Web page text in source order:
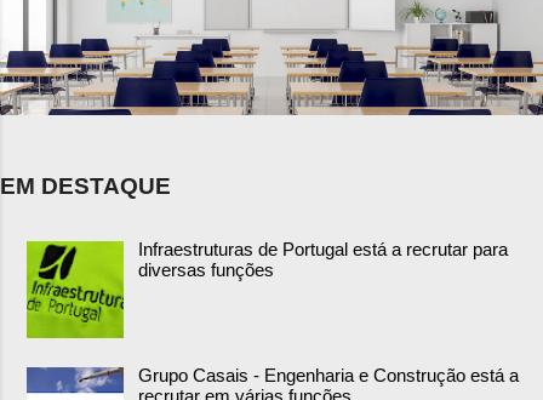
EM DESTAQUE
Infraestruturas de Portugal está a recrutar para
diversas funções
Grupo Casais - Engenharia e Construção está a
recrutar em várias funções